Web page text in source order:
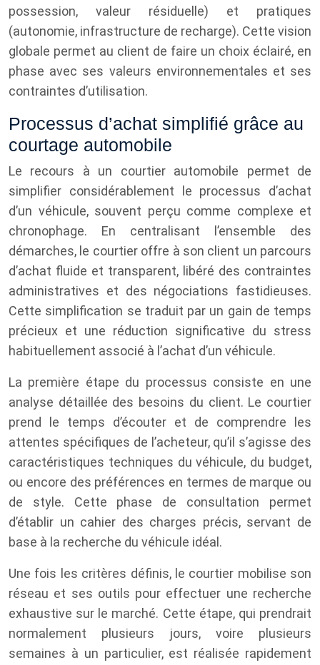
possession, valeur résiduelle) et pratiques
(autonomie, infrastructure de recharge). Cette vision
globale permet au client de faire un choix éclairé, en
phase avec ses valeurs environnementales et ses
contraintes d’utilisation.
Processus d’achat simplifié grâce au
courtage automobile
Le recours à un courtier automobile permet de
simplifier considérablement le processus d’achat
d’un véhicule, souvent perçu comme complexe et
chronophage. En centralisant l’ensemble des
démarches, le courtier offre à son client un parcours
d’achat fluide et transparent, libéré des contraintes
administratives et des négociations fastidieuses.
Cette simplification se traduit par un gain de temps
précieux et une réduction significative du stress
habituellement associé à l’achat d’un véhicule.
La première étape du processus consiste en une
analyse détaillée des besoins du client. Le courtier
prend le temps d’écouter et de comprendre les
attentes spécifiques de l’acheteur, qu’il s’agisse des
caractéristiques techniques du véhicule, du budget,
ou encore des préférences en termes de marque ou
de style. Cette phase de consultation permet
d’établir un cahier des charges précis, servant de
base à la recherche du véhicule idéal.
Une fois les critères définis, le courtier mobilise son
réseau et ses outils pour effectuer une recherche
exhaustive sur le marché. Cette étape, qui prendrait
normalement plusieurs jours, voire plusieurs
semaines à un particulier, est réalisée rapidement